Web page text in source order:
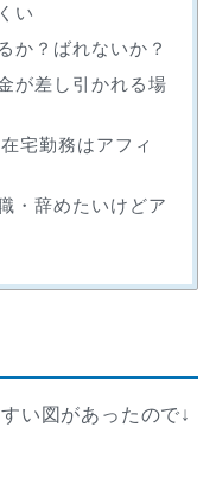
い
か？ばれないか？
が差し引かれる場
宅勤務はアフィ
・辞めたいけどア
い図があったので↓